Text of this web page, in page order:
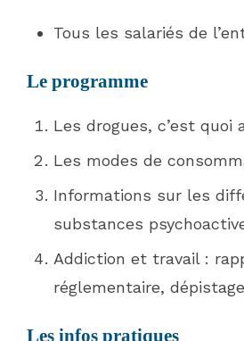
Tous les salariés de
Le programme
Les drogues, c’est quoi
Les modes de
Informations sur les
substances
Addiction et travail :
réglementaire,
Les infos pratiques